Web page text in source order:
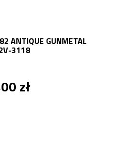
ANTIQUE GUNMETAL
3118
zł